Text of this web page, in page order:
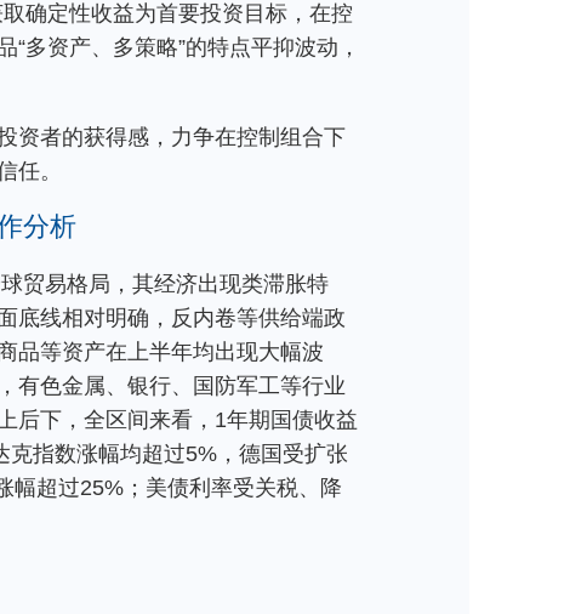
确定性收益为首要投资目标，在控
多资产、多策略”的特点平抑波动，
资者的获得感，力争在控制组合下
任。
分析
贸易格局，其经济出现类滞胀特
底线相对明确，反内卷等供给端政
品等资产在上半年均出现大幅波
有色金属、银行、国防军工等行业
后下，全区间来看，1年期国债收益
指数涨幅均超过5%，德国受扩张
幅超过25%；美债利率受关税、降